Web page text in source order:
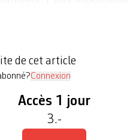
de cet article
Connexion
Accès 1 jour
3.-